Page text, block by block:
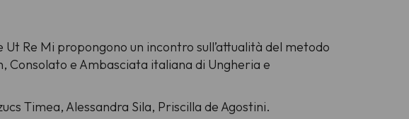
Re Mi propongono un incontro sull’attualità del metodo
Consolato e Ambasciata italiana di Ungheria e
Timea, Alessandra Sila, Priscilla de Agostini.